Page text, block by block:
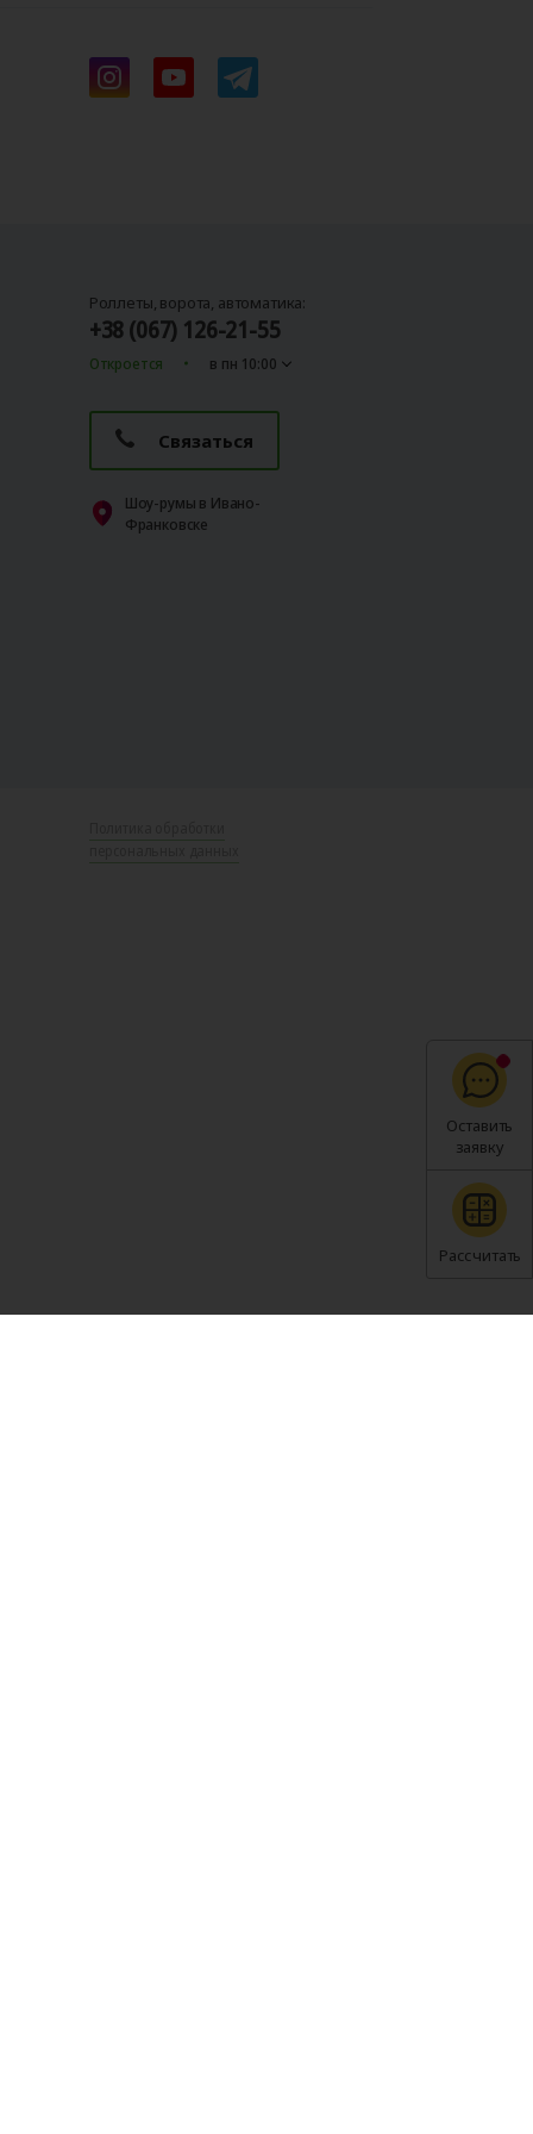
Роллеты, ворота, автоматика:
+38 (067) 126-21-55
Откроется в пн 10:00
Связаться
Шоу-румы в Ивано-
Франковске
Оставить
заявку
Рассчитать